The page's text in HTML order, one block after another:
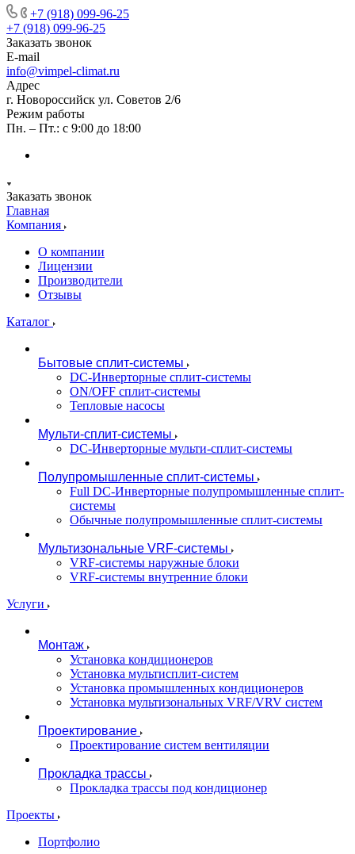
+7 (918) 099-96-25
+7 (918) 099-96-25
Заказать звонок
E-mail
info@vimpel-climat.ru
Адрес
г. Новороссийск ул. Советов 2/6
Режим работы
Пн. – Пт.: с 9:00 до 18:00
Заказать звонок
Главная
Компания
О компании
Лицензии
Производители
Отзывы
Каталог
Бытовые сплит-системы
DC-Инверторные сплит-системы
ON/OFF сплит-системы
Тепловые насосы
Мульти-сплит-системы
DC-Инверторные мульти-сплит-системы
Полупромышленные сплит-системы
Full DC-Инверторные полупромышленные сплит-
системы
Обычные полупромышленные сплит-системы
Мультизональные VRF-системы
VRF-системы наружные блоки
VRF-системы внутренние блоки
Услуги
Монтаж
Установка кондиционеров
Установка мультисплит-систем
Установка промышленных кондиционеров
Установка мультизональных VRF/VRV систем
Проектирование
Проектирование систем вентиляции
Прокладка трассы
Прокладка трассы под кондиционер
Проекты
Портфолио